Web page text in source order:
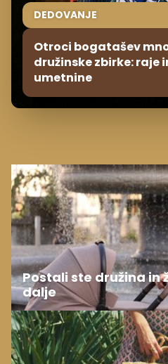
DEDOVANJE
Otroci bogatašev
družinske zbirke: raje
umetnine
Postali ste družina in
dalje